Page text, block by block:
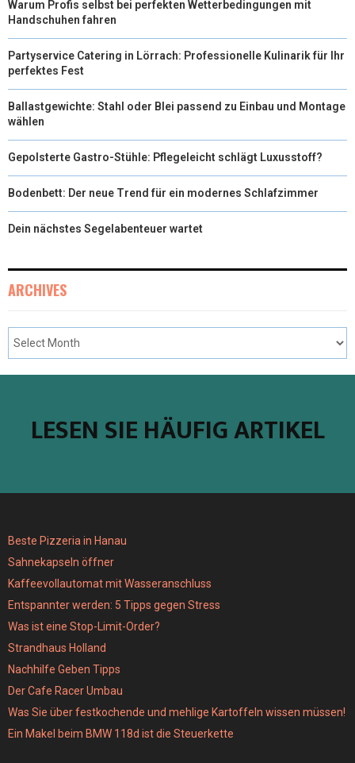
Warum Profis selbst bei perfekten Wetterbedingungen mit
Handschuhen fahren
Partyservice Catering in Lörrach: Professionelle Kulinarik für Ihr
perfektes Fest
Ballastgewichte: Stahl oder Blei passend zu Einbau und Montage
wählen
Gepolsterte Gastro-Stühle: Pflegeleicht schlägt Luxusstoff?
Bodenbett: Der neue Trend für ein modernes Schlafzimmer
Dein nächstes Segelabenteuer wartet
ARCHIVES
LESEN SIE HÄUFIG ARTIKEL
Beste Pizzeria in Hanau
Sahnekapseln öffner
Kaffeevollautomat mit Wasseranschluss
Entspannter werden: 5 Tipps gegen Stress
Was ist eine Stop-Limit-Order?
Strandhaus Holland
Nachhilfe Geben Tipps
Der Cafe Racer Umbau
Was Sie über festkochende und mehlige Kartoffeln wissen müssen!
Ein Makel beim BMW 118d ist die Steuerkette